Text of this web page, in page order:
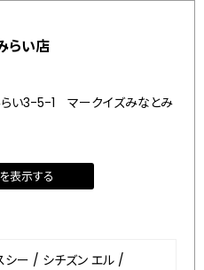
らい店
い3-5-1 マークイズみなとみ
表示する
シー / シチズン エル /